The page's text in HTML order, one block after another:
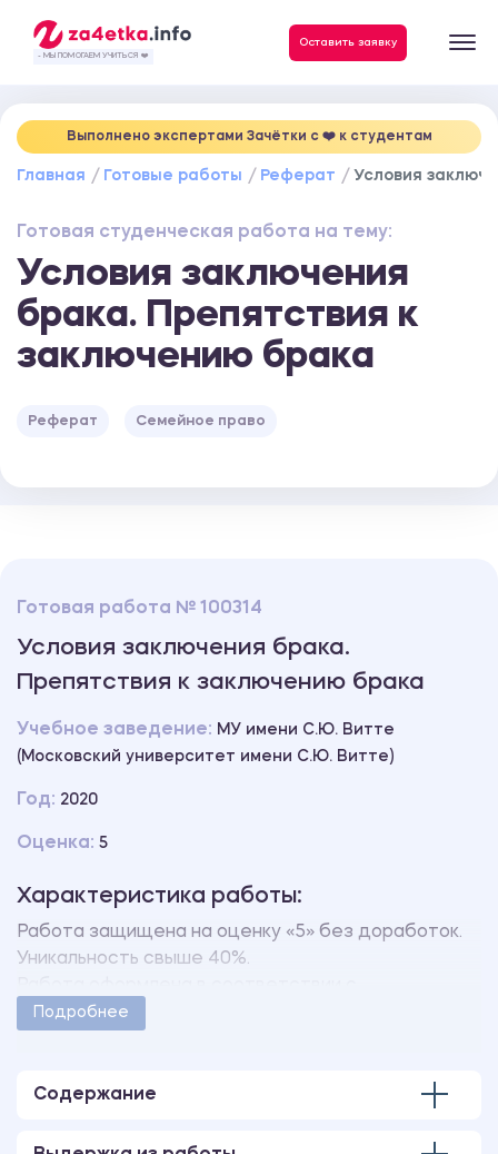
- МЫ ПОМОГАЕМ УЧИТЬСЯ ❤️
Оставить заявку
Выполнено экспертами Зачётки c ❤️ к студентам
Главная Готовые работы Реферат Условия
Готовая студенческая работа на тему:
Условия заключения
брака. Препятствия к
заключению брака
Реферат Семейное право
Готовая работа № 100314
Условия заключения брака.
Препятствия к заключению брака
Учебное заведение: МУ имени С.Ю. Витте
(Московский университет имени С.Ю. Витте)
Год: 2020
Оценка: 5
Характеристика работы:
Работа защищена на оценку «5» без доработок.
Уникальность свыше 40%.
методическими указаниями учебного заведения.
выполненная в программе MS PowerPoint.
Подробнее
Содержание